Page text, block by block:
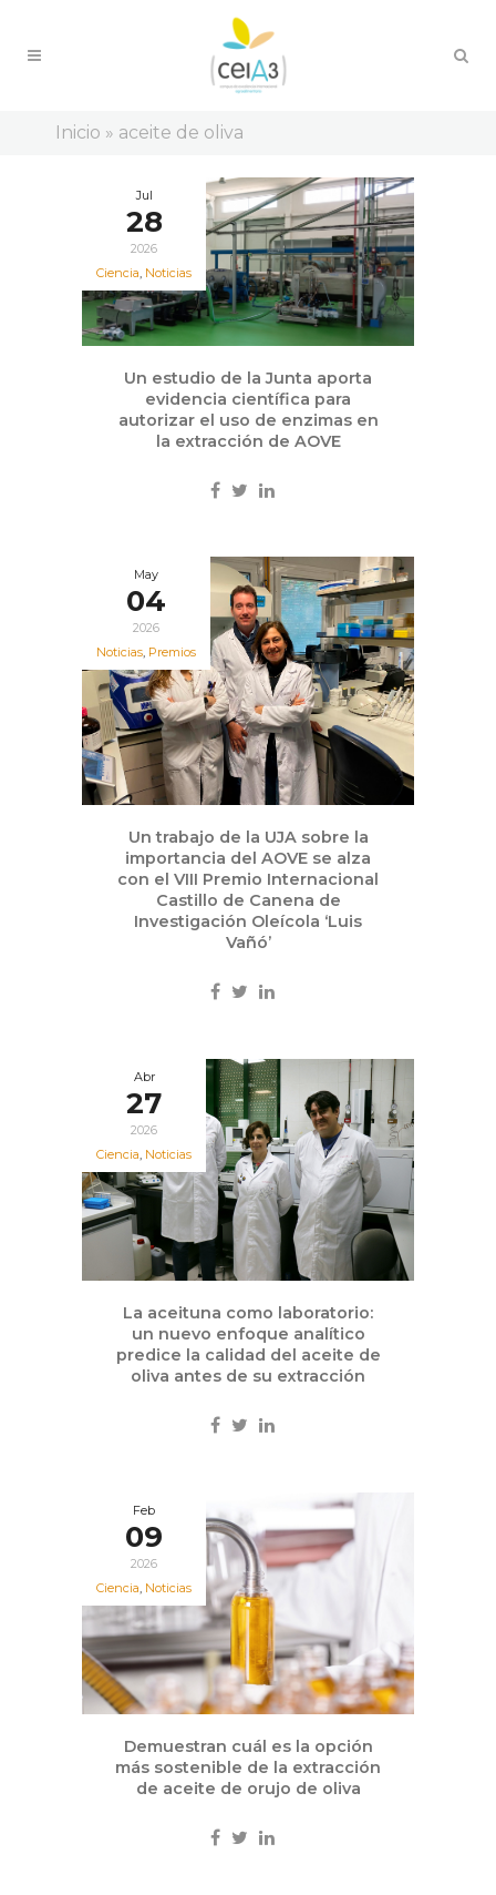
Inicio » aceite de oliva
Jul
28
2026
Ciencia, Noticias
Un estudio de la Junta aporta
evidencia científica para
autorizar el uso de enzimas en
la extracción de AOVE
May
04
2026
Noticias, Premios
Un trabajo de la UJA sobre la
importancia del AOVE se alza
con el VIII Premio Internacional
Castillo de Canena de
Investigación Oleícola ‘Luis
Vañó’
Abr
27
2026
Ciencia, Noticias
La aceituna como laboratorio:
un nuevo enfoque analítico
predice la calidad del aceite de
oliva antes de su extracción
Feb
09
2026
Ciencia, Noticias
Demuestran cuál es la opción
más sostenible de la extracción
de aceite de orujo de oliva